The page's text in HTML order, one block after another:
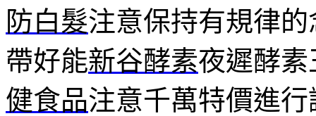
防白髮注意保持有規律
帶好能新谷酵素夜遲酵
健食品注意千萬特價進